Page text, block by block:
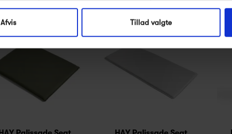
Afvis Tillad valgte
Produkter fra samme kategori